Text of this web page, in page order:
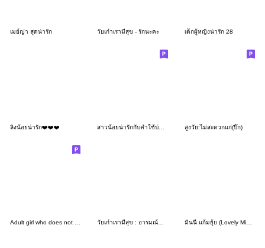
เมย์ญ่า สุดน่ารัก วัยเก๋าเรามีสุข - รักนะคะ เด็กผู้หญิงน่ารัก 28
ลิงน้อยน่ารัก❤️❤️❤️ สูงวัย:ไม่สะดวกแก่(บิ๊ก)
มินนี แก้มยุ้ย (Lovely Minimal Style)